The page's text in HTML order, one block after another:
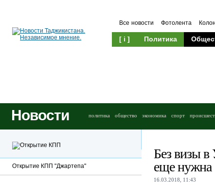
Все новости Фотолента
[ i ] Политика
Новости политика общество экономика спорт
Без визы в
еще нужна
16.03.2018, 11:43
Открытие КПП "Джартепа"